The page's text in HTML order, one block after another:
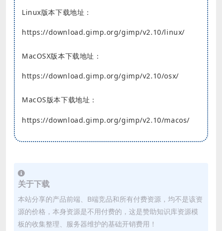
Linux版本下载地址：
https://download.gimp.org/gimp/v2.10/linux/
MacOSX版本下载地址：
https://download.gimp.org/gimp/v2.10/osx/
MacOS版本下载地址：
https://download.gimp.org/gimp/v2.10/macos/
关于下载
本站分享的产品前端、B端竞品和所有付费资源，均不是该资
源的价格，本身资源是不用付费的，这是赞助知识库资源模
板的收集整理、服务器维护的基础开销费用！